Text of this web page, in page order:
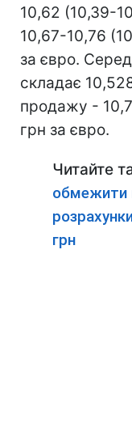
10,62 (10,39-
10,67-10,76
за євро.
складає
продажу -
грн за євро.
Читайте
обмежити
грн